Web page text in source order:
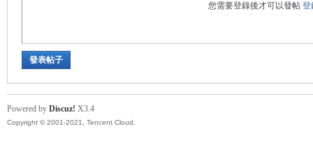
您需要登錄後才可以發帖 登
發表帖子
Powered by Discuz! X3.4
Copyright © 2001-2021, Tencent Cloud.